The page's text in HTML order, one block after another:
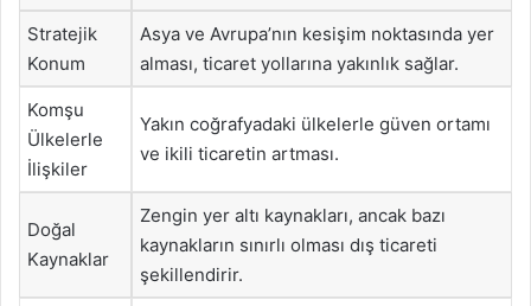
Stratejik
Konum
Asya ve Avrupa’nın kesişim noktasında yer
alması, ticaret yollarına yakınlık sağlar.
Komşu
Ülkelerle
İlişkiler
Yakın coğrafyadaki ülkelerle güven ortamı
ve ikili ticaretin artması.
Doğal
Kaynaklar
Zengin yer altı kaynakları, ancak bazı
kaynakların sınırlı olması dış ticareti
şekillendirir.